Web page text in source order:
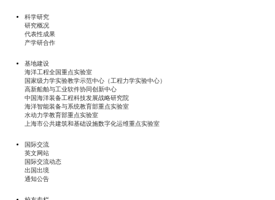
科学研究
研究概况
代表性成果
产学研合作
基地建设
海洋工程全国重点实验室
国家级力学实验教学示范中心（工程力学实验中心）
高新船舶与工业软件协同创新中心
中国海洋装备工程科技发展战略研究院
海洋智能装备与系统教育部重点实验室
水动力学教育部重点实验室
上海市公共建筑和基础设施数字化运维重点实验室
国际交流
英文网站
国际交流动态
出国出境
通知公告